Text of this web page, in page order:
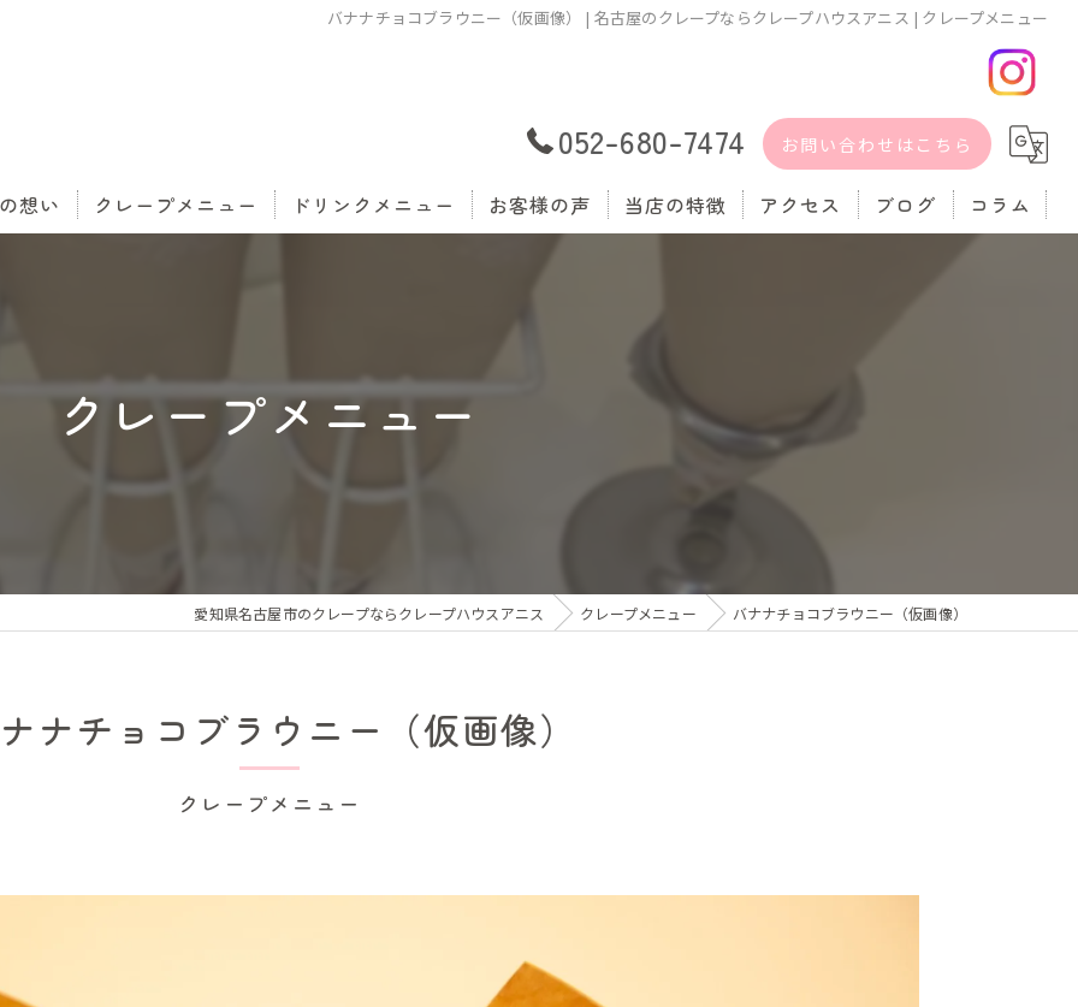
バナナチョコブラウニー（仮画像） | 名古屋のクレープならクレープハウスアニス | クレープメニュー
052-680-7474 お問い合わせはこちら
想い クレープメニュー ドリンクメニュー お客様の声 当店の特徴
テイクアウト
生クリーム
アクセス ブログ コラム
クレープメニュー
愛知県名古屋市のクレープならクレープハウスアニス クレープメニュー バナナチョコブラウニー（仮画像）
クレープメニュー
ナチョコブラウニー（仮画像）